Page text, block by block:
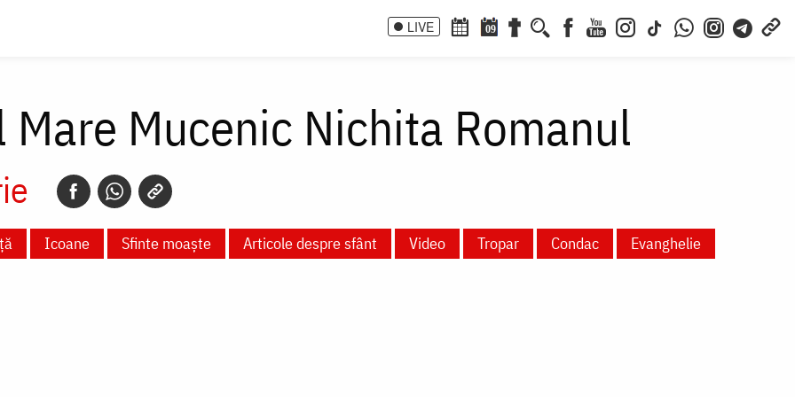
LIVE 09
Mare Mucenic Nichita Romanul
Icoane Sfinte moaște Articole despre sfânt Video Tropar Condac
Evanghelie